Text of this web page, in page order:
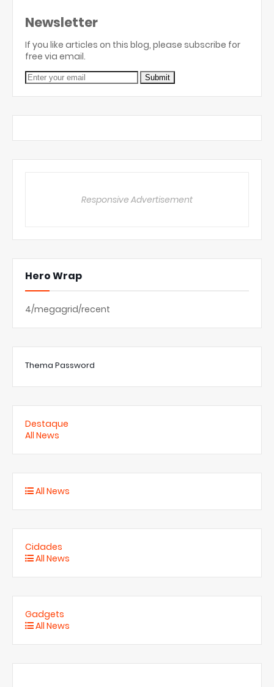
Newsletter
If you like articles on this blog, please subscribe for
free via email.
Responsive Advertisement
Hero Wrap
4/megagrid/recent
Thema Password
Destaque
All News
All News
Cidades
All News
Gadgets
All News